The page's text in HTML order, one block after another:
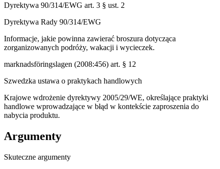
Dyrektywa 90/314/EWG art. 3 § ust. 2
Dyrektywa Rady 90/314/EWG
Informacje, jakie powinna zawierać broszura dotycząca
zorganizowanych podróży, wakacji i wycieczek.
marknadsföringslagen (2008:456) art. § 12
Szwedzka ustawa o praktykach handlowych
Krajowe wdrożenie dyrektywy 2005/29/WE, określające praktyki
handlowe wprowadzające w błąd w kontekście zaproszenia do
nabycia produktu.
Argumenty
Skuteczne argumenty